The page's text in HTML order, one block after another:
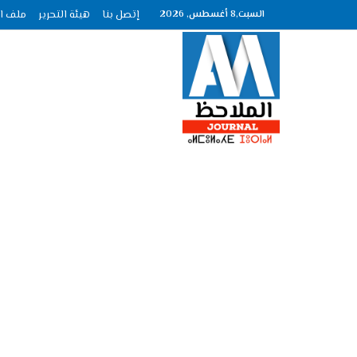
السبت,8 أغسطس, 2026 إتصل بنا هيئة التحرير ملف